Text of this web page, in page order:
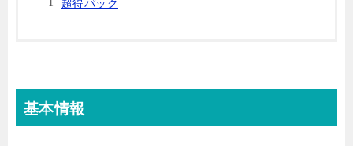
超得パック
基本情報